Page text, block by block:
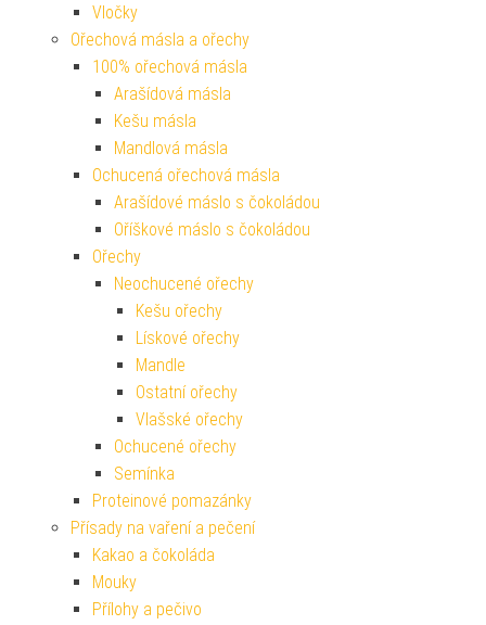
Vločky
Ořechová másla a ořechy
100% ořechová másla
Arašídová másla
Kešu másla
Mandlová másla
Ochucená ořechová másla
Arašídové máslo s čokoládou
Oříškové máslo s čokoládou
Ořechy
Neochucené ořechy
Kešu ořechy
Lískové ořechy
Mandle
Ostatní ořechy
Vlašské ořechy
Ochucené ořechy
Semínka
Proteinové pomazánky
Přísady na vaření a pečení
Kakao a čokoláda
Mouky
Přílohy a pečivo